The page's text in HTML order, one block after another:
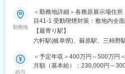
質に定評があり、営業としても
・年間の平均実績は６棟ほど。
です。新卒社員も入社1年目時点
手・未経験でも受注しやすい商品
■当社の特徴：
・創業70年を迎える老舗の材木
■仕事内容：
予約制の展示場にご来社いただい
に興味がある方を中心にお客様
ます。
通常の住宅営業は受注後、お客
プトを決めますが、同社の営業
し、プランは設計部門、施工は施
勤務地
＜勤務地詳細＞各務原展示場住
目41-1 受動喫煙対策：敷地内全
【最寄り駅】
六軒駅(岐阜県)、蘇原駅、三柿野
給与
＜予定年収＞400万円～500万円
月額（基本給）：230,000円～